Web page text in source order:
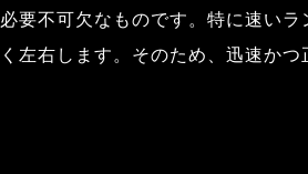
要不可欠なものです。特に速いラ
左右します。そのため、迅速かつ